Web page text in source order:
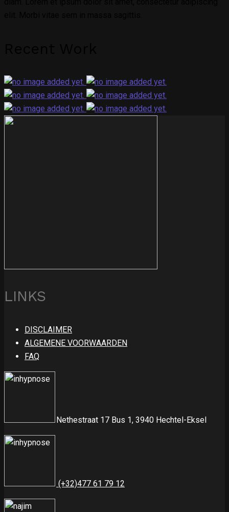
LINKS
DISCLAIMER
ALGEMENE VOORWAARDEN
FAQ
Nethestraat 17 Bus 1, 3940 Hechtel-Eksel
(+32)477 61 79 12